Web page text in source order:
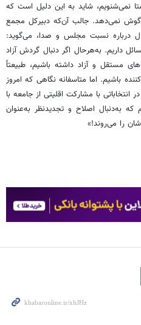
نمی‌شنویم، شاید به این دلیل است که
نمی‌دهد. جالب آن‌که دبیرکل مجمع
درباره نسبت مجلس و صدا، می‌گوید:
داریم. به‌هرحال اگر دنبال گردش آزاد
مستقل و آزاد داشته باشیم، طبیعتاً
باشیم. اما متاسفانه نگاهی که امروز
با مشارکت اقلیتی از جامعه با
به‌دنبال اصلاح و تجدیدنظر به‌عنوان
را می‌روند!»